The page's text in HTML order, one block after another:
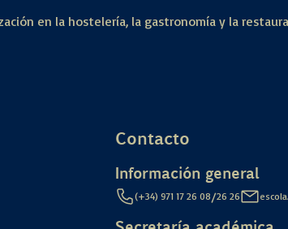
en la hostelería, la gastronomía y la
Contacto
Información general
(+34) 971 17 26 08/26 26